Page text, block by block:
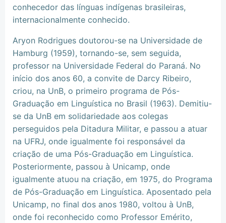
conhecedor das línguas indígenas brasileiras,
internacionalmente conhecido.
Aryon Rodrigues doutorou-se na Universidade de
Hamburg (1959), tornando-se, sem seguida,
professor na Universidade Federal do Paraná. No
início dos anos 60, a convite de Darcy Ribeiro,
criou, na UnB, o primeiro programa de Pós-
Graduação em Linguística no Brasil (1963). Demitiu-
se da UnB em solidariedade aos colegas
perseguidos pela Ditadura Militar, e passou a atuar
na UFRJ, onde igualmente foi responsável da
criação de uma Pós-Graduação em Linguística.
Posteriormente, passou à Unicamp, onde
igualmente atuou na criação, em 1975, do Programa
de Pós-Graduação em Linguística. Aposentado pela
Unicamp, no final dos anos 1980, voltou à UnB,
onde foi reconhecido como Professor Emérito,